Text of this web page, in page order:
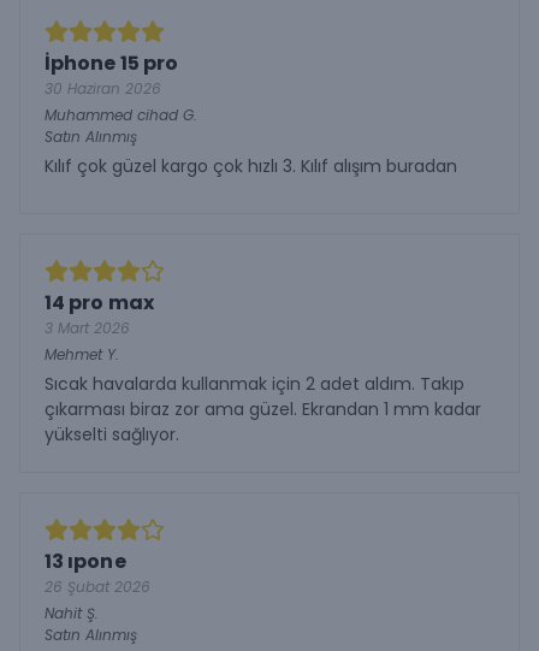
İphone 15 pro
30 Haziran 2026
Muhammed cihad G.
Satın Alınmış
Kılıf çok güzel kargo çok hızlı 3. Kılıf alışım buradan
14 pro max
3 Mart 2026
Mehmet Y.
Sıcak havalarda kullanmak için 2 adet aldım. Takıp
çıkarması biraz zor ama güzel. Ekrandan 1 mm kadar
yükselti sağlıyor.
13 ıpone
26 Şubat 2026
Nahit Ş.
Satın Alınmış